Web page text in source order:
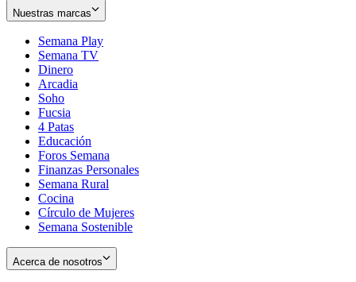
Nuestras marcas
Semana Play
Semana TV
Dinero
Arcadia
Soho
in
new
window
Fucsia
in
new
window
4 Patas
Educación
Foros Semana
Finanzas Personales
Semana Rural
Cocina
Círculo de Mujeres
Semana Sostenible
Acerca de nosotros